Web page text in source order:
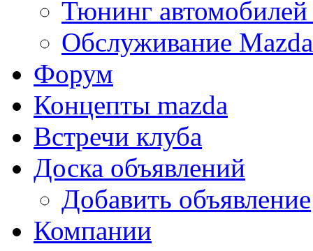
Тюнинг
Обслуживание Mazda
Форум
Концепты mazda
Встречи клуба
Доска объявлений
Добавить объявление
Компании